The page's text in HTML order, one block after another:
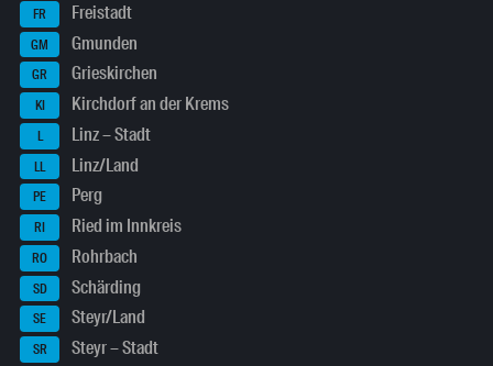
FR Freistadt
GM Gmunden
GR Grieskirchen
KI Kirchdorf an der Krems
L Linz – Stadt
LL Linz/Land
PE Perg
RI Ried im Innkreis
RO Rohrbach
SD Schärding
SE Steyr/Land
SR Steyr – Stadt